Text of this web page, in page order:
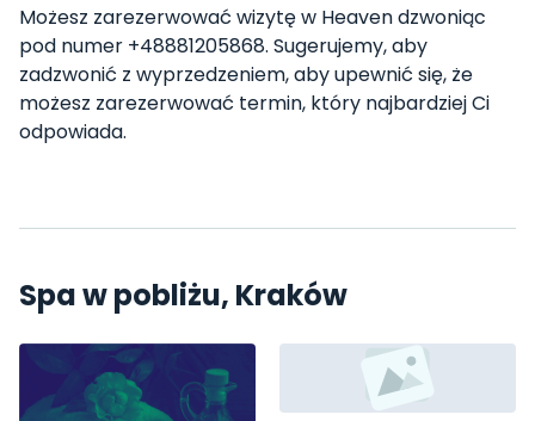
Możesz zarezerwować wizytę w Heaven dzwoniąc
pod numer +48881205868. Sugerujemy, aby
zadzwonić z wyprzedzeniem, aby upewnić się, że
możesz zarezerwować termin, który najbardziej Ci
odpowiada.
Spa w pobliżu, Kraków